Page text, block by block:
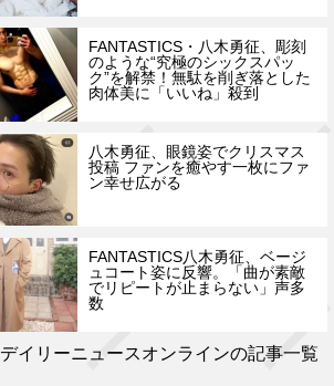
FANTASTICS・八木勇征、彫刻
のような“究極のシックスパッ
ク”を解禁！無駄を削ぎ落とした
肉体美に「いいね」殺到
八木勇征、眼鏡姿でクリスマス
投稿 ファンを癒やす一枚にファ
ン幸せ広がる
FANTASTICS八木勇征、ベージ
ュコート姿に反響。「曲が素敵
でリピートが止まらない」声多
数
デイリーニュースオンラインの記事一覧